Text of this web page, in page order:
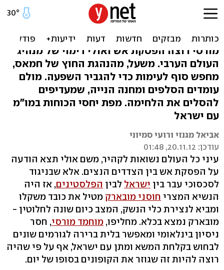
מפת האינטרסים: עם מי
אנחנו מדברים בקהיר?
מורסי רוצה הפסקת אש ואולי דימוי של מנהיג
העולם הערבי. משעל, מהנהגת החוץ של חמאס,
מחפש סוף לעימות כדי להגביר השפעה. מולם
עומדים הסלפים ומחנה הנייה, שמעדיפים
להסלים את הלחימה. מפת יחסי הכוחות במו"מ
עם ישראל
אביאל מגנזי ורועי סמיוני
עודכן: 20.11.12, 01:48
עיני כל העולם נשואות לקהיר, משם אולי תצא הודעה
על הפסקת אש בין הצדדים הנצים. אלא שבניגוד
לסכסוכי עבר בין ישראל לבין הפלסטינים, אז היה
הנשיא המצרי חוסני מובארק מטיל את כובד משקלו
ומביא לנצירת כלי הנשק, המצב כיום שונה לחלוטין -
מובארק נמצא בכלא. מחליפו, מוחמד מורסי, חסר
ניסיון בינלאומי ומאפשר בלית ברירה לגורמים שונים
לבחוש בקלחת המשא ומתן עם ישראל, אף על פי שהיה
רוצה להיות זה שגוזר את הקופונים בסופו של יום.